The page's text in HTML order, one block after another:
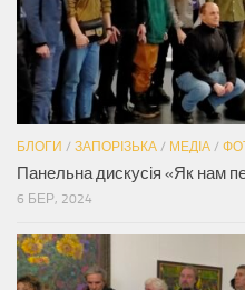
БЛОГИ / ЗАПОРІЗЬКА / МЕДІА /
Панельна дискусія «Як нам
6 БЕР, 2024